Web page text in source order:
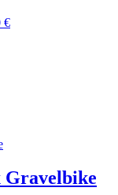
€Aktueller
Gravelbike